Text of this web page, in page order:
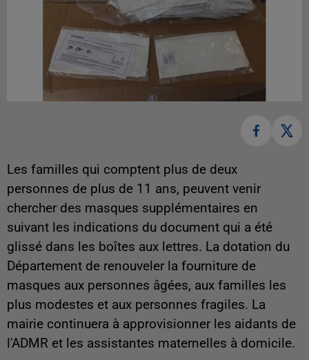
Les familles qui comptent plus de deux
personnes de plus de 11 ans, peuvent venir
chercher des masques supplémentaires en
suivant les indications du document qui a été
glissé dans les boîtes aux lettres. La dotation du
Département de renouveler la fourniture de
masques aux personnes âgées, aux familles les
plus modestes et aux personnes fragiles. La
mairie continuera à approvisionner les aidants de
l'ADMR et les assistantes maternelles à domicile.